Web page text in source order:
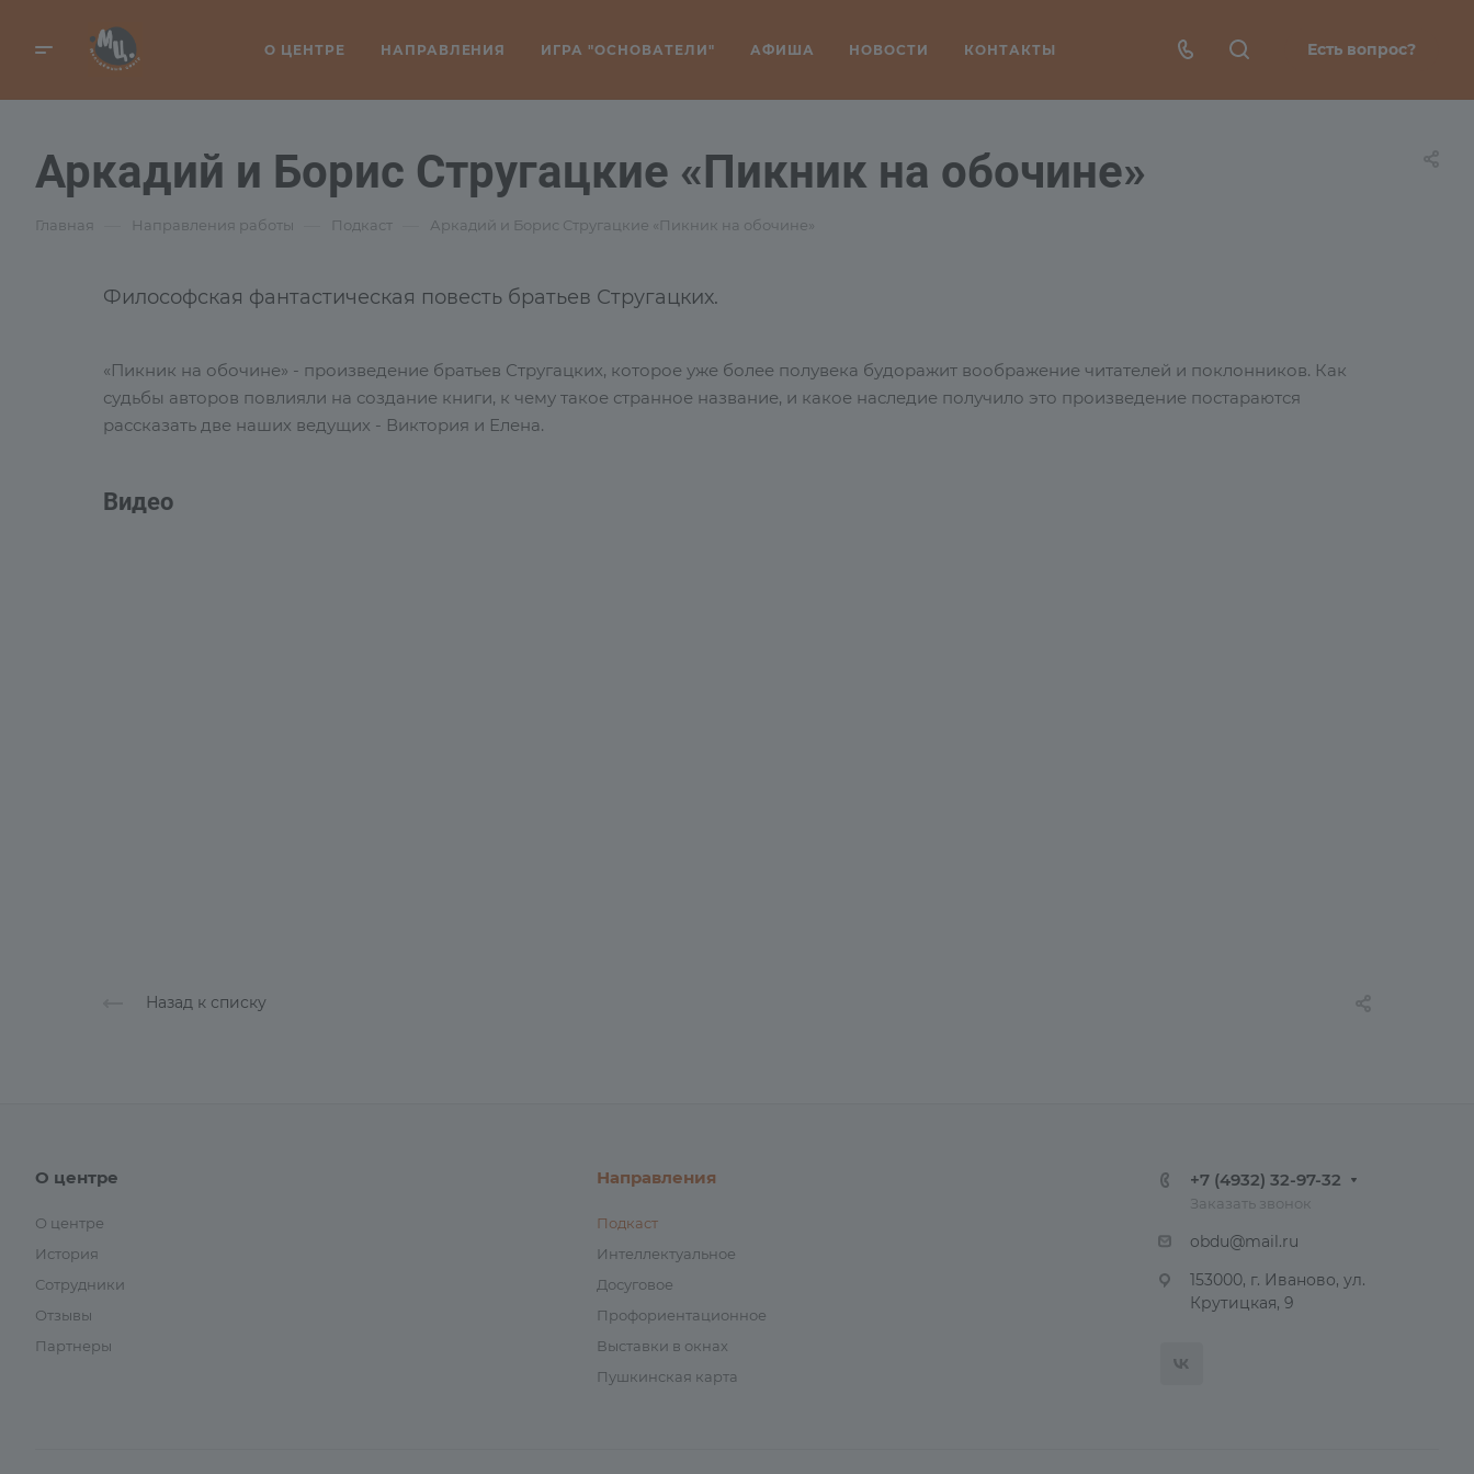
О ЦЕНТРЕ НАПРАВЛЕНИЯ ИГРА "ОСНОВАТЕЛИ" АФИША НОВОСТИ КОНТАКТЫ Есть вопрос?
Аркадий и Борис Стругацкие «Пикник на обочине»
Главная Направления работы Подкаст Аркадий и Борис Стругацкие «Пикник на обочине»
Философская фантастическая повесть братьев Стругацких.
«Пикник на обочине» - произведение братьев Стругацких, которое уже более полувека будоражит воображение читателей и поклонников. Как
судьбы авторов повлияли на создание книги, к чему такое странное название, и какое наследие получило это произведение постараются
рассказать две наших ведущих - Виктория и Елена.
Видео
Назад к списку
О центре
О центре
История
Сотрудники
Отзывы
Партнеры
Направления
Подкаст
Интеллектуальное
Досуговое
Профориентационное
Выставки в окнах
Пушкинская карта
+7 (4932) 32-97-32
Заказать звонок
obdu@mail.ru
153000, г. Иваново, ул.
Крутицкая, 9